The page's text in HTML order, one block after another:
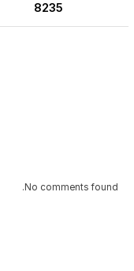
8235
No comments found.